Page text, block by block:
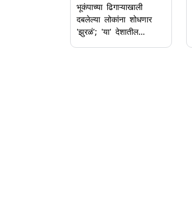
भूकंपाच्या ढिगाऱ्याखाली
दबलेल्या लोकांना शोधणार
'झुरळं'; 'या' देशातील